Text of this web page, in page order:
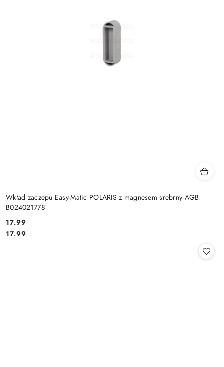
Wkład zaczepu Easy-Matic POLARIS z magnesem srebrny AGB
B024021778
Cena:
17.99
Cena:
17.99